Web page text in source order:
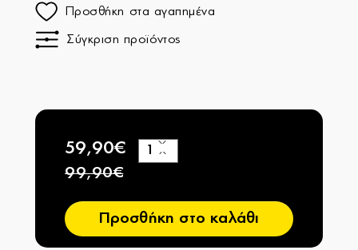
Προσθήκη στα αγαπημένα
Σύγκριση προϊόντος
59,90€
99,90€
−
+
Προσθήκη στο καλάθι